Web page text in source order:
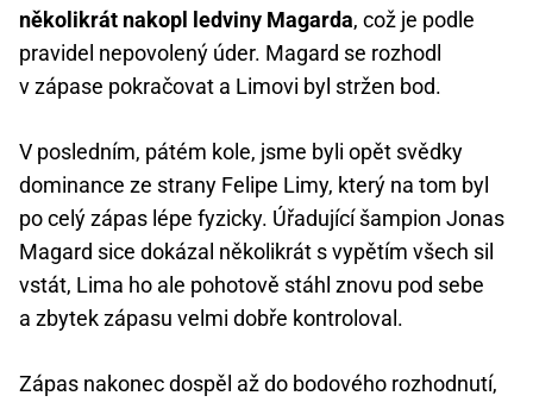
několikrát nakopl ledviny Magarda, což je podle
pravidel nepovolený úder. Magard se rozhodl
v zápase pokračovat a Limovi byl stržen bod.
V posledním, pátém kole, jsme byli opět svědky
dominance ze strany Felipe Limy, který na tom byl
po celý zápas lépe fyzicky. Úřadující šampion Jonas
Magard sice dokázal několikrát s vypětím všech sil
vstát, Lima ho ale pohotově stáhl znovu pod sebe
a zbytek zápasu velmi dobře kontroloval.
Zápas nakonec dospěl až do bodového rozhodnutí,